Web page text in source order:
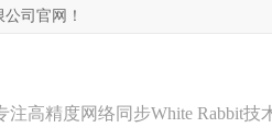
司官网！
注高精度网络同步White Rabbit技